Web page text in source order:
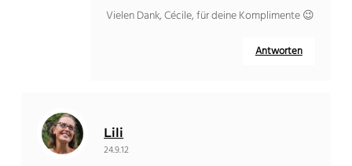
Vielen Dank, Cécile, für deine Komplimente 😉
Antworten
Lili
24.9.12